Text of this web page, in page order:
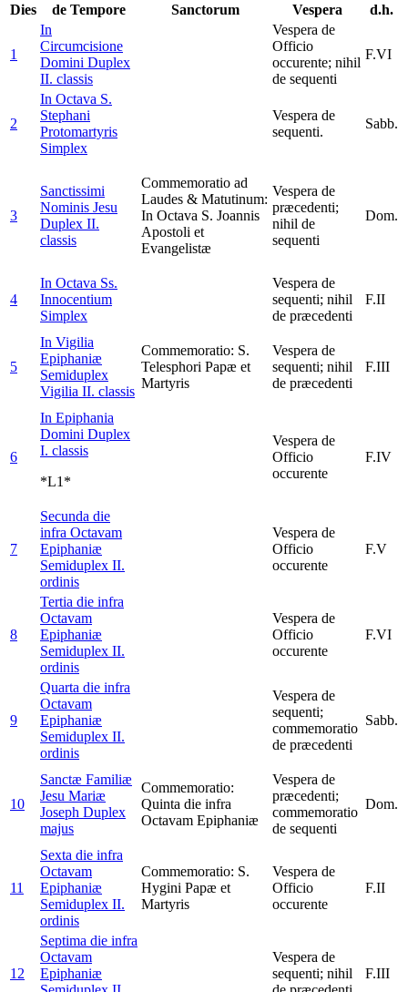
Dies de Tempore Sanctorum Vespera d.h.
1
In
Circumcisione
Domini Duplex
II. classis
Vespera de
Officio
occurente; nihil
de sequenti
F.VI
2
In Octava S.
Stephani
Protomartyris
Simplex
Vespera de
sequenti.
Sabb.
3
Sanctissimi
Nominis Jesu
Duplex II.
classis
Commemoratio ad
Laudes & Matutinum:
In Octava S. Joannis
Apostoli et
Evangelistæ
Vespera de
præcedenti;
nihil de
sequenti
Dom.
4
In Octava Ss.
Innocentium
Simplex
Vespera de
sequenti; nihil
de præcedenti
F.II
5
In Vigilia
Epiphaniæ
Semiduplex
Vigilia II. classis
Commemoratio: S.
Telesphori Papæ et
Martyris
Vespera de
sequenti; nihil
de præcedenti
F.III
6
In Epiphania
Domini Duplex
I. classis
*L1*
Vespera de
Officio
occurente
F.IV
7
Secunda die
infra Octavam
Epiphaniæ
Semiduplex II.
ordinis
Vespera de
Officio
occurente
F.V
8
Tertia die infra
Octavam
Epiphaniæ
Semiduplex II.
ordinis
Vespera de
Officio
occurente
F.VI
9
Quarta die infra
Octavam
Epiphaniæ
Semiduplex II.
ordinis
Vespera de
sequenti;
commemoratio
de præcedenti
Sabb.
10
Sanctæ Familiæ
Jesu Mariæ
Joseph Duplex
majus
Commemoratio:
Quinta die infra
Octavam Epiphaniæ
Vespera de
præcedenti;
commemoratio
de sequenti
Dom.
11
Sexta die infra
Octavam
Epiphaniæ
Semiduplex II.
ordinis
Commemoratio: S.
Hygini Papæ et
Martyris
Vespera de
Officio
occurente
F.II
12
Septima die infra
Octavam
Epiphaniæ
Vespera de
sequenti; nihil
F.III